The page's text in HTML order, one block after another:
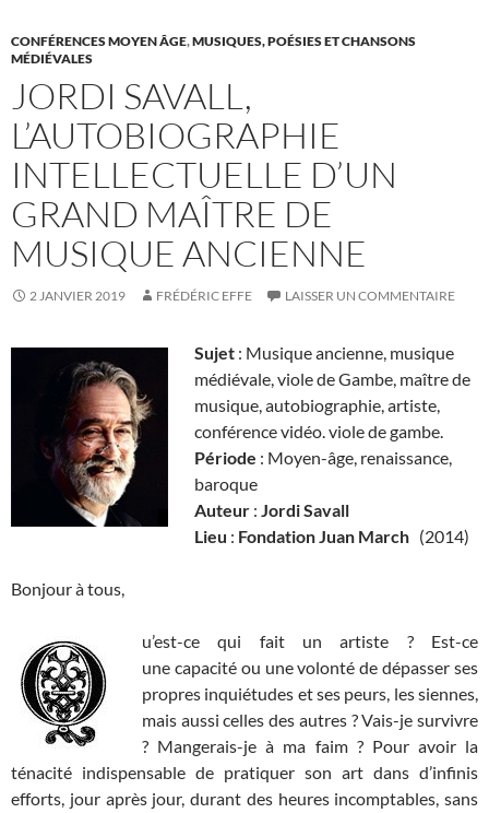
CONFÉRENCES MOYEN ÂGE,MUSIQUES, POÉSIES ET CHANSONS
MÉDIÉVALES
JORDI SAVALL,
L’AUTOBIOGRAPHIE
INTELLECTUELLE D’UN
GRAND MAÎTRE DE
MUSIQUE ANCIENNE
2 JANVIER 2019 FRÉDÉRIC EFFE LAISSER UN COMMENTAIRE
Sujet : Musique ancienne, musique
médiévale, viole de Gambe, maître de
musique, autobiographie, artiste,
conférence vidéo. viole de gambe.
Période : Moyen-âge, renaissance,
baroque
Auteur : Jordi Savall
Lieu : Fondation Juan March (2014)
Bonjour à tous,
u’est-ce qui fait un artiste ? Est-ce
une capacité ou une volonté de dépasser ses
propres inquiétudes et ses peurs, les siennes,
mais aussi celles des autres ? Vais-je survivre
? Mangerais-je à ma faim ? Pour avoir la
ténacité indispensable de pratiquer son art dans d’infinis
efforts, jour après jour, durant des heures incomptables, sans